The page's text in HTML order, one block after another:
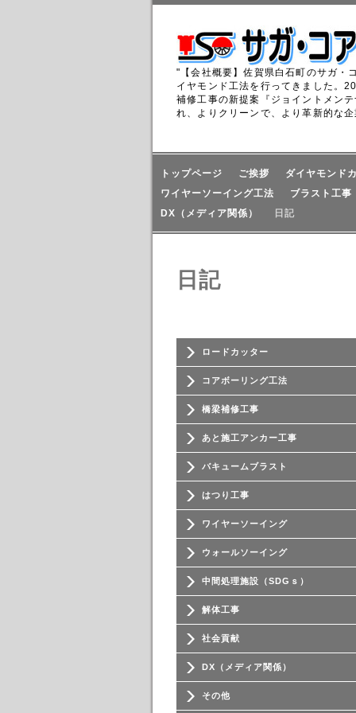
"【会社概要】佐賀県白石町のサガ・
イヤモンド工法を行ってきました。
補修工事の新提案『ジョイントメン
れ、よりクリーンで、より革新的な
トップページ ご挨拶
ダイヤモンド
ワイヤーソーイング工法
ブラスト工事
DX（メディア関係）
日記
ロードカッター
コアボーリング工法
橋梁補修工事
あと施工アンカー工事
バキュームブラスト
はつり工事
ワイヤーソーイング
ウォールソーイング
中間処理施設（SDGｓ）
解体工事
社会貢献
DX（メディア関係）
その他
日記